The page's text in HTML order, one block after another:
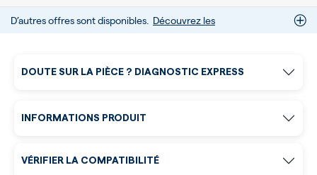
D’autres offres sont disponibles. Découvrez les
DOUTE SUR LA PIÈCE ? DIAGNOSTIC EXPRESS
INFORMATIONS PRODUIT
VÉRIFIER LA COMPATIBILITÉ